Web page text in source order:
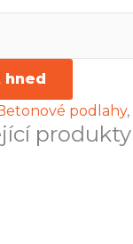
hned
podlahy,
produkty